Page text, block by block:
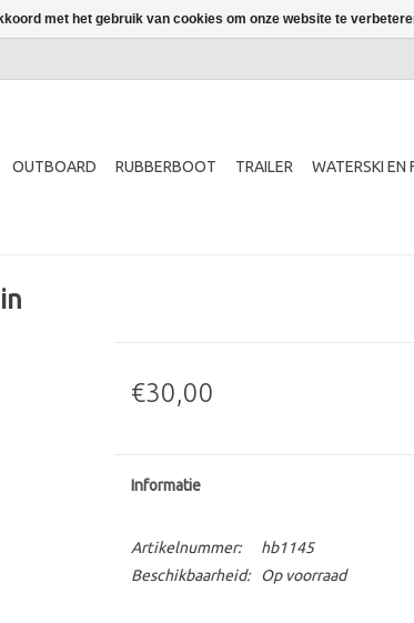
OUTBOARD RUBBERBOOT TRAILER WATERSKI EN
€30,00
Informatie
Artikelnummer:
hb1145
Beschikbaarheid:
Op voorraad
met het gebruik van cookies om onze website te